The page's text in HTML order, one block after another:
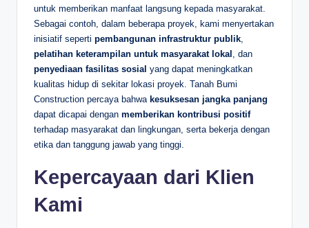
untuk memberikan manfaat langsung kepada masyarakat.
Sebagai contoh, dalam beberapa proyek, kami menyertakan
inisiatif seperti pembangunan infrastruktur publik,
pelatihan keterampilan untuk masyarakat lokal , dan
penyediaan fasilitas sosial yang dapat meningkatkan
kualitas hidup di sekitar lokasi proyek. Tanah Bumi
Construction percaya bahwa kesuksesan jangka panjang
dapat dicapai dengan memberikan kontribusi positif
terhadap masyarakat dan lingkungan, serta bekerja dengan
etika dan tanggung jawab yang tinggi.
Kepercayaan dari Klien
Kami